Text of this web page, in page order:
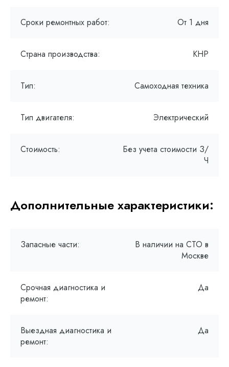
Сроки ремонтных работ: От 1 дня
Страна производства: КНР
Тип: Самоходная техника
Тип двигателя: Электрический
Стоимость:
Без учета стоимости З/
Ч
Дополнительные характеристики:
Запасные части:
В наличии на СТО в
Москве
Срочная диагностика и
ремонт:
Да
Выездная диагностика и
ремонт:
Да